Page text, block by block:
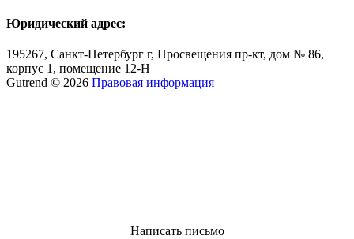
Юридический адрес:
195267, Санкт-Петербург г, Просвещения пр-кт, дом № 86,
корпус 1, помещение 12-Н
Gutrend © 2026 Правовая информация
Написать письмо